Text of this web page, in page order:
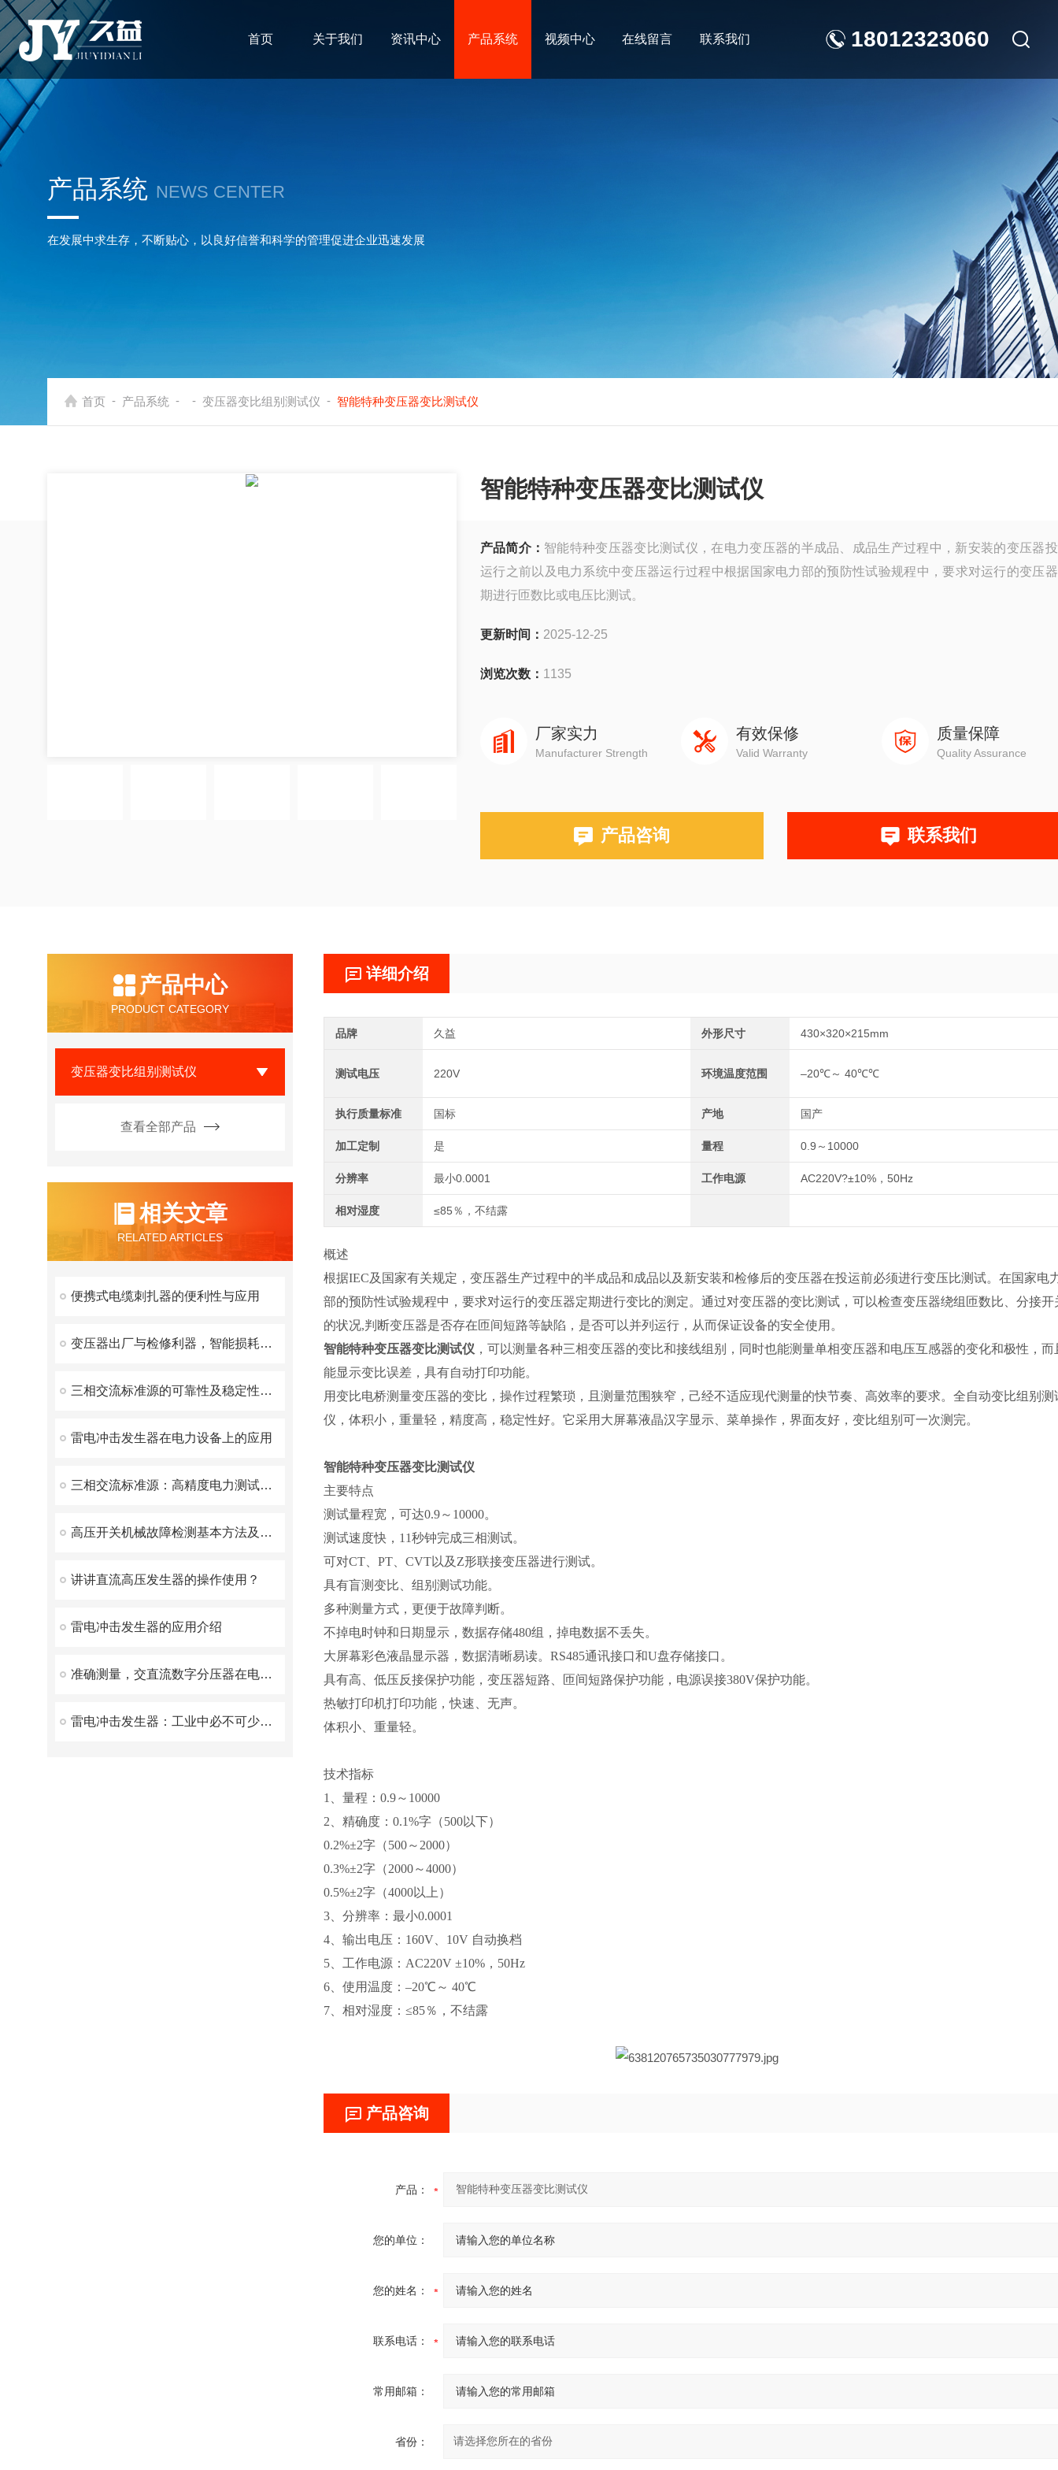
18012323060
首页 关于我们 资讯中心 产品系统 视频中心 在线留言 联系我们
产品系统 NEWS CENTER
在发展中求生存，不断贴心，以良好信誉和科学的管理促进企业迅速发展
首页 - 产品系统 - - 变压器变比组别测试仪 - 智能特种变压器变比测试仪
智能特种变压器变比测试仪
产品简介： 智能特种变压器变比测试仪，在电力变压器的半成品、成品生产过程中，新安装的变压器
运行之前以及电力系统中变压器运行过程中根据国家电力部的预防性试验规程中，要求对运行的变压
期进行匝数比或电压比测试。
更新时间： 2025-12-25
浏览次数： 1135
厂家实力
Manufacturer Strength
有效保修
Valid Warranty
质量保障
Quality Assurance
产品咨询 联系我们
产品中心
PRODUCT CATEGORY
变压器变比组别测试仪
查看全部产品
相关文章
RELATED ARTICLES
便携式电缆刺扎器的便利性与应用
变压器出厂与检修利器，智能损耗测试仪核心优势
三相交流标准源的可靠性及稳定性研究
雷电冲击发生器在电力设备上的应用
三相交流标准源：高精度电力测试的核心利器
高压开关机械故障检测基本方法及原理
讲讲直流高压发生器的操作使用？
雷电冲击发生器的应用介绍
准确测量，交直流数字分压器在电力检测中的核心应用与性能优化
雷电冲击发生器：工业中必不可少的电磁兼容测试设备
详细介绍
品牌 久益 外形尺寸 430×320×215mm
测试电压 220V 环境温度范围 –20℃～ 40℃℃
执行质量标准 国标 产地 国产
加工定制 是 量程 0.9～10000
分辨率 最小0.0001 工作电源 AC220V?±10%，50Hz
相对湿度 ≤85％，不结露
概述
根据IEC及国家有关规定，变压器生产过程中的半成品和成品以及新安装和检修后的变压器在投运前必须进行变压比测试。在国家电
部的预防性试验规程中，要求对运行的变压器定期进行变比的测定。通过对变压器的变比测试，可以检查变压器绕组匝数比、分接开
的状况,判断变压器是否存在匝间短路等缺陷，是否可以并列运行，从而保证设备的安全使用。
智能特种变压器变比测试仪 ，可以测量各种三相变压器的变比和接线组别，同时也能测量单相变压器和电压互感器的变化和极性，而
能显示变比误差，具有自动打印功能。
用变比电桥测量变压器的变比，操作过程繁琐，且测量范围狭窄，己经不适应现代测量的快节奏、高效率的要求。全自动变比组别测
仪，体积小，重量轻，精度高，稳定性好。它采用大屏幕液晶汉字显示、菜单操作，界面友好，变比组别可一次测完。
智能特种变压器变比测试仪
主要特点
测试量程宽，可达0.9～10000。
测试速度快，11秒钟完成三相测试。
可对CT、PT、CVT以及Z形联接变压器进行测试。
具有盲测变比、组别测试功能。
多种测量方式，更便于故障判断。
不掉电时钟和日期显示，数据存储480组，掉电数据不丢失。
大屏幕彩色液晶显示器，数据清晰易读。RS485通讯接口和U盘存储接口。
具有高、低压反接保护功能，变压器短路、匝间短路保护功能，电源误接380V保护功能。
热敏打印机打印功能，快速、无声。
体积小、重量轻。
技术指标
1、量程：0.9～10000
2、精确度：0.1%字（500以下）
0.2%±2字（500～2000）
0.3%±2字（2000～4000）
0.5%±2字（4000以上）
3、分辨率：最小0.0001
4、输出电压：160V、10V 自动换档
5、工作电源：AC220V ±10%，50Hz
6、使用温度：–20℃～ 40℃
7、相对湿度：≤85％，不结露
产品咨询
产品：
您的单位：
您的姓名：
联系电话：
常用邮箱：
省份：